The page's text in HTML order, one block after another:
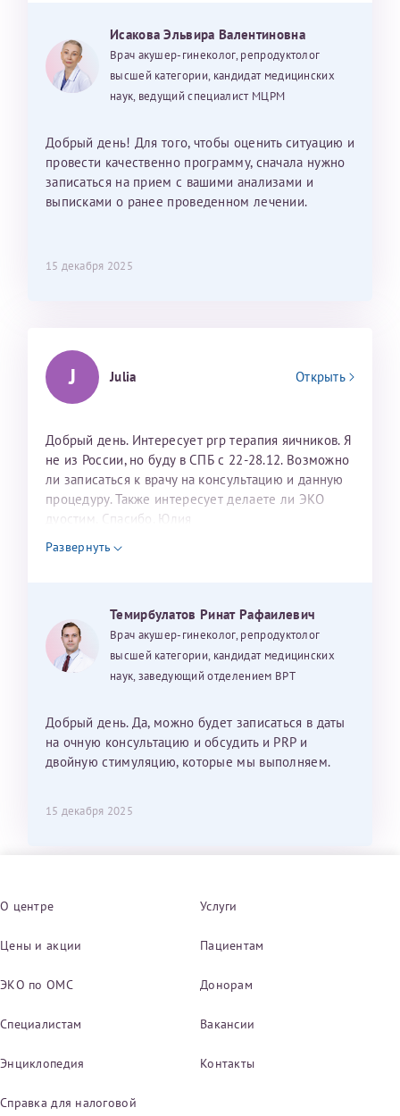
Исакова Эльвира Валентиновна
Врач акушер-гинеколог, репродуктолог
высшей категории, кандидат медицинских
наук, ведущий специалист МЦРМ
Добрый день! Для того, чтобы оценить ситуацию и
провести качественно программу, сначала нужно
записаться на прием с вашими анализами и
выписками о ранее проведенном лечении.
15 декабря 2025
J Julia Открыть
Добрый день. Интересует prp терапия яичников. Я
не из России, но буду в СПБ с 22-28.12. Возможно
ли записаться к врачу на консультацию и данную
процедуру. Также интересует делаете ли ЭКО
дуостим. Спасибо. Юлия
Развернуть
Темирбулатов Ринат Рафаилевич
Врач акушер-гинеколог, репродуктолог
высшей категории, кандидат медицинских
наук, заведующий отделением ВРТ
Добрый день. Да, можно будет записаться в даты
на очную консультацию и обсудить и PRP и
двойную стимуляцию, которые мы выполняем.
15 декабря 2025
О центре Услуги
Цены и акции Пациентам
ЭКО по ОМС Донорам
Специалистам Вакансии
Энциклопедия Контакты
Справка для налоговой